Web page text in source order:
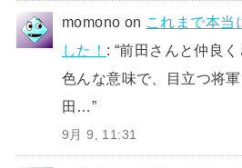
momono on これまで本当
した！ : “前田さんと仲良く
色んな意味で、目立つ将
田…”
9月 9, 11:31